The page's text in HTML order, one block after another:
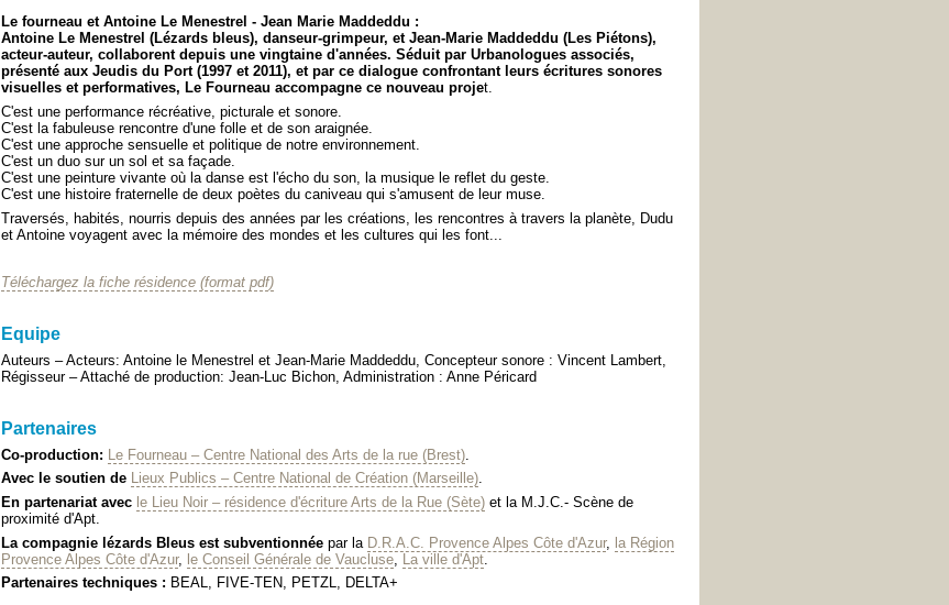
Le fourneau et Antoine Le Menestrel - Jean Marie Maddeddu :
Antoine Le Menestrel (Lézards bleus), danseur-grimpeur, et Jean-Marie Maddeddu (Les Piétons),
acteur-auteur, collaborent depuis une vingtaine d'années. Séduit par Urbanologues associés,
présenté aux Jeudis du Port (1997 et 2011), et par ce dialogue confrontant leurs écritures sonores
visuelles et performatives, Le Fourneau accompagne ce nouveau projet.
C'est une performance récréative, picturale et sonore.
C'est la fabuleuse rencontre d'une folle et de son araignée.
C'est une approche sensuelle et politique de notre environnement.
C'est un duo sur un sol et sa façade.
C'est une peinture vivante où la danse est l'écho du son, la musique le reflet du geste.
C'est une histoire fraternelle de deux poètes du caniveau qui s'amusent de leur muse.
Traversés, habités, nourris depuis des années par les créations, les rencontres à travers la planète, Dudu
et Antoine voyagent avec la mémoire des mondes et les cultures qui les font...
Téléchargez la fiche résidence (format pdf)
Equipe
Auteurs – Acteurs: Antoine le Menestrel et Jean-Marie Maddeddu, Concepteur sonore : Vincent Lambert,
Régisseur – Attaché de production: Jean-Luc Bichon, Administration : Anne Péricard
Partenaires
Co-production: Le Fourneau – Centre National des Arts de la rue (Brest)
Avec le soutien de Lieux Publics – Centre National de Création (Marseille).
En partenariat avec le Lieu Noir – résidence d'écriture Arts de la Rue (Sète) et la M.J.C.- Scène de
proximité d'Apt.
La compagnie lézards Bleus est subventionnée par la D.R.A.C. Provence Alpes Côte d'Azur, la Région
Provence Alpes Côte d'Azur, le Conseil Générale de Vaucluse La ville d'Apt
Partenaires techniques : BEAL, FIVE-TEN, PETZL, DELTA+